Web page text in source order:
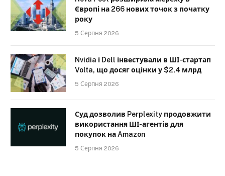
Європі на 266 нових точок з початку
року
5 Серпня 2026
Nvidia і Dell інвестували в ШІ-стартап
Volta, що досяг оцінки у $2,4 млрд
5 Серпня 2026
Суд дозволив Perplexity продовжити
використання ШІ-агентів для
покупок на Amazon
5 Серпня 2026